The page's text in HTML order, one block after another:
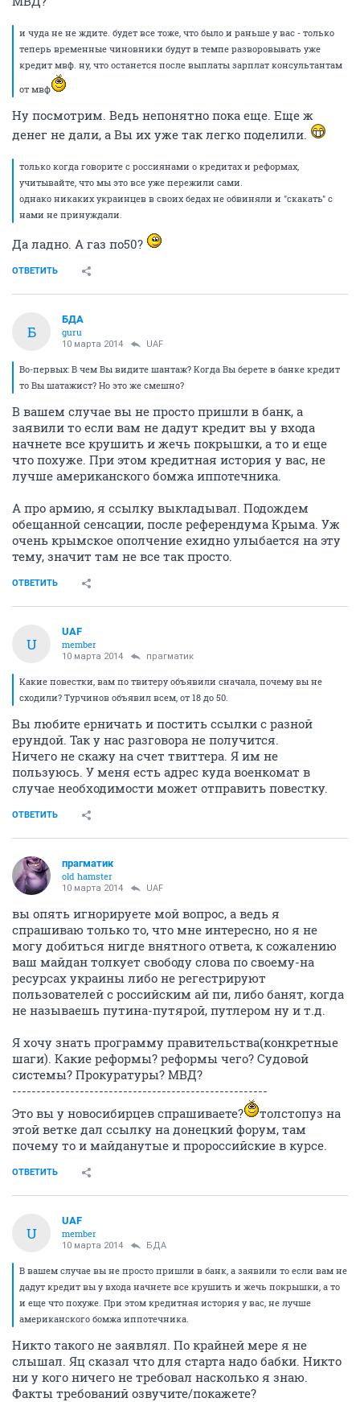
и чуда не не ждите. будет все тоже, что было и раньше у вас - только
теперь временные чиновники будут в темпе разворовывать уже
кредит мвф. ну, что останется после выплаты зарплат консультантам
от мвф
Ну посмотрим. Ведь непонятно пока еще. Еще ж
денег не дали, а Вы их уже так легко поделили.
только когда говорите с россиянами о кредитах и реформах,
учитывайте, что мы это все уже пережили сами.
однако никаких украинцев в своих бедах не обвиняли и "скакать" с
нами не принуждали.
Да ладно. А газ по50?
ОТВЕТИТЬ
Б
БДА
guru
10 марта 2014 UAF
Во-первых: В чем Вы видите шантаж? Когда Вы берете в банке кредит
то Вы шатажист? Но это же смешно?
В вашем случае вы не просто пришли в банк, а
заявили то если вам не дадут кредит вы у входа
начнете все крушить и жечь покрышки, а то и еще
что похуже. При этом кредитная история у вас, не
лучше американского бомжа иппотечника.
А про армию, я ссылку выкладывал. Подождем
обещанной сенсации, после референдума Крыма. Уж
очень крымское ополчение ехидно улыбается на эту
тему, значит там не все так просто.
ОТВЕТИТЬ
U
UAF
member
10 марта 2014 прагматик
Какие повестки, вам по твитеру объявили сначала, почему вы не
сходили? Турчинов объявил всем, от 18 до 50.
Вы любите ерничать и постить ссылки с разной
ерундой. Так у нас разговора не получится.
Ничего не скажу на счет твиттера. Я им не
пользуюсь. У меня есть адрес куда военкомат в
случае необходимости может отправить повестку.
ОТВЕТИТЬ
прагматик
old hamster
10 марта 2014 UAF
вы опять игнорируете мой вопрос, а ведь я
спрашиваю только то, что мне интересно, но я не
могу добиться нигде внятного ответа, к сожалению
ваш майдан толкует свободу слова по своему-на
ресурсах украины либо не регестрируют
пользователей с российским ай пи, либо банят, когда
не называешь путина-путярой, путлером ну и т.д.
Я хочу знать программу правительства(конкретные
шаги). Какие реформы? реформы чего? Судовой
системы? Прокуратуры? МВД?
-----------------------------------------------------
Это вы у новосибирцев спрашиваете?
толстопуз на
этой ветке дал ссылку на донецкий форум, там
почему то и майданутые и пророссийские в курсе.
ОТВЕТИТЬ
U
UAF
member
10 марта 2014 БДА
В вашем случае вы не просто пришли в банк, а заявили то если вам не
дадут кредит вы у входа начнете все крушить и жечь покрышки, а то
и еще что похуже. При этом кредитная история у вас, не лучше
американского бомжа иппотечника.
Никто такого не заявлял. По крайней мере я не
слышал. Яц сказал что для старта надо бабки. Никто
ни у кого ничего не требовал насколько я знаю.
Факты требований озвучите/покажете?